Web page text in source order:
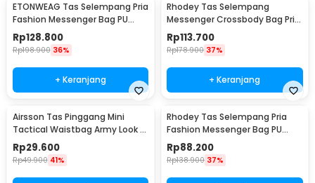
ETONWEAG Tas Selempang Pria
Fashion Messenger Bag PU
Leather - 9918
Rp128.800
Rp198.900 36%
+ Keranjang
Rhodey Tas Selempang
Messenger Crossbody Bag Pria
- 8001
Rp113.700
Rp178.900 37%
+ Keranjang
Airsson Tas Pinggang Mini
Tactical Waistbag Army Look -
JSH1525
Rp29.600
Rp49.900 41%
Rhodey Tas Selempang Pria
Fashion Messenger Bag PU
Leather - 18067
Rp88.200
Rp138.900 37%